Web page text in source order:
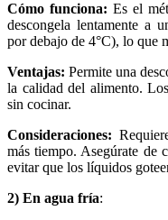
Cómo funciona: Es el
descongela lentamente a
por debajo de 4°C), lo que
Ventajas: Permite una
la calidad del alimento.
sin cocinar.
Consideraciones:
más tiempo. Asegúrate de
evitar que los líquidos
2) En agua fría: